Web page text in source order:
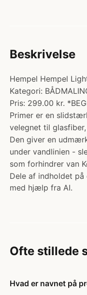
Beskrivelse
Hempel Hempel
Kategori:
Pris: 299.00 kr.
Primer er en
velegnet til
Den giver en
under vandlinien -
som forhindrer van
Dele af indholdet
med hjælp fra AI.
Ofte stillede
Hvad er navnet på